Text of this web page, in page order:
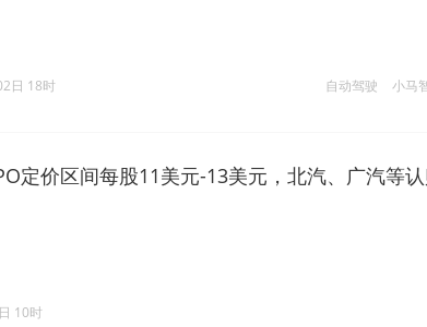
自动驾驶 小马
日 18时
定价区间每股11美元-13美元，北汽、广汽等
10时